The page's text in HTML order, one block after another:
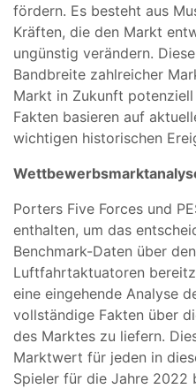
fördern. Es besteht aus
Kräften, die den Markt
ungünstig verändern.
Bandbreite zahlreicher
Markt in Zukunft
Fakten basieren auf
wichtigen historischen
Porters Five Forces und
enthalten, um das
Benchmark-Daten über
Luftfahrtaktuatoren
eine eingehende Analyse
vollständige Fakten über
des Marktes zu liefern.
Marktwert für jeden in
Spieler für die Jahre 2022